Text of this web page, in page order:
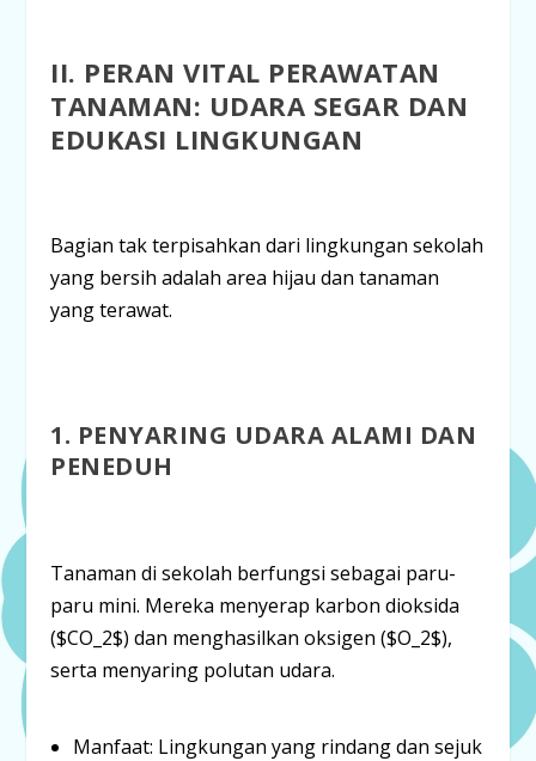
II. PERAN VITAL PERAWATAN
TANAMAN: UDARA SEGAR DAN
EDUKASI LINGKUNGAN
Bagian tak terpisahkan dari lingkungan sekolah
yang bersih adalah area hijau dan tanaman
yang terawat.
1. PENYARING UDARA ALAMI DAN
PENEDUH
Tanaman di sekolah berfungsi sebagai paru-
paru mini. Mereka menyerap karbon dioksida
($CO_2$) dan menghasilkan oksigen ($O_2$),
serta menyaring polutan udara.
Manfaat: Lingkungan yang rindang dan sejuk